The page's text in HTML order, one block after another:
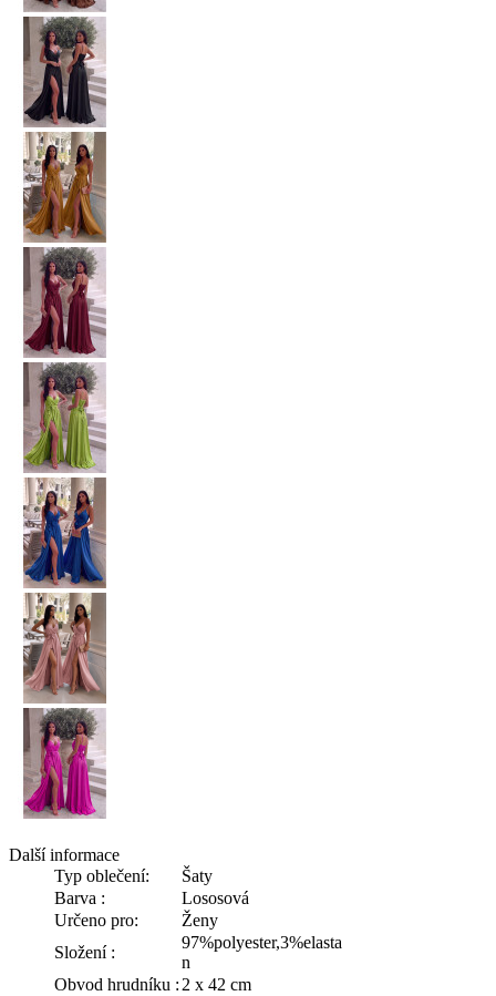
Další informace
Typ oblečení:
Šaty
Barva :
Lososová
Určeno pro:
Ženy
Složení :
97%polyester,3%elasta
n
Obvod hrudníku : 2 x 42 cm